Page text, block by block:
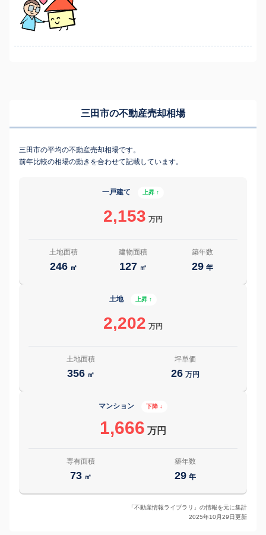
三田市の不動産売却相場
三田市の平均の不動産売却相場です。
前年比較の相場の動きを合わせて記載しています。
一戸建て 上昇 ↑
2,153 万円
土地面積
246 ㎡
建物面積
127 ㎡
築年数
29 年
土地 上昇 ↑
2,202 万円
土地面積
356 ㎡
坪単価
26 万円
マンション 下降 ↓
1,666 万円
専有面積
73 ㎡
築年数
29 年
「不動産情報ライブラリ」の情報を元に集計
2025年10月29日更新